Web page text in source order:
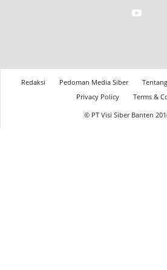
Redaksi Pedoman Media Siber
Privacy Policy
Terms &
© PT Visi Siber Banten